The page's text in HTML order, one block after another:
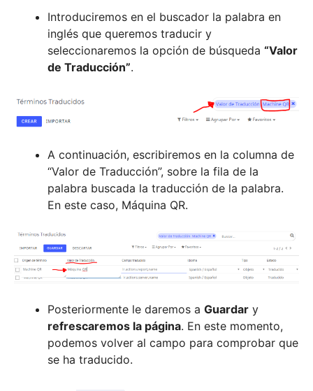
Introduciremos en el buscador la palabra en
inglés que queremos traducir y
seleccionaremos la opción de búsqueda “Valor
de Traducción”.
A continuación, escribiremos en la columna de
“Valor de Traducción”, sobre la fila de la
palabra buscada la traducción de la palabra.
En este caso, Máquina QR.
Posteriormente le daremos a Guardar y
refrescaremos la página. En este momento,
podemos volver al campo para comprobar que
se ha traducido.